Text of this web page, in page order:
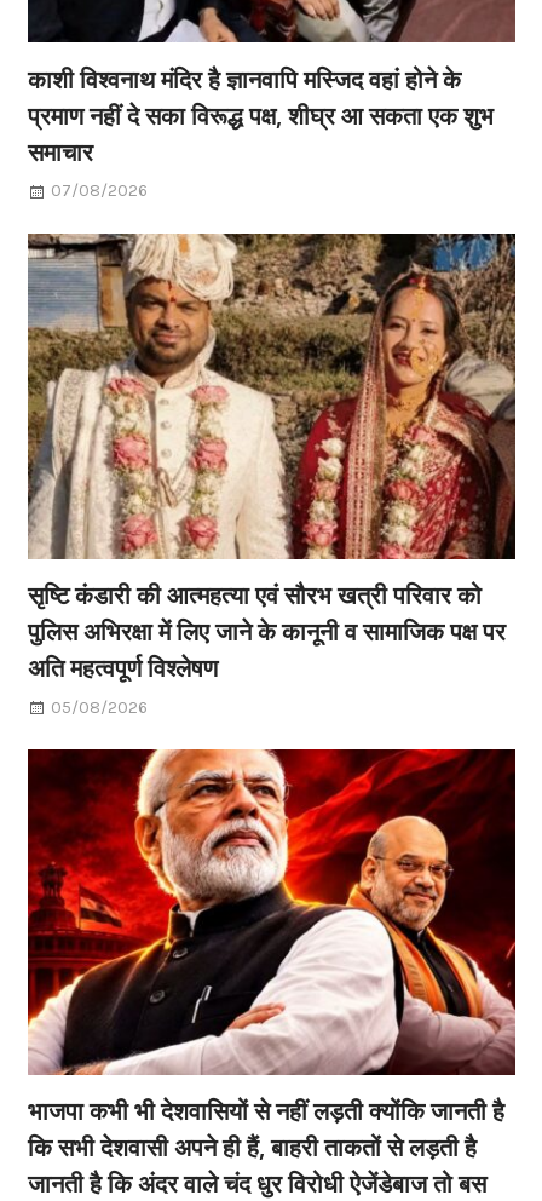
काशी विश्वनाथ मंदिर है ज्ञानवापि मस्जिद वहां होने के
प्रमाण नहीं दे सका विरूद्ध पक्ष, शीघ्र आ सकता एक शुभ
समाचार
07/08/2026
सृष्टि कंडारी की आत्महत्या एवं सौरभ खत्री परिवार को
पुलिस अभिरक्षा में लिए जाने के कानूनी व सामाजिक पक्ष पर
अति महत्वपूर्ण विश्लेषण
05/08/2026
भाजपा कभी भी देशवासियों से नहीं लड़ती क्योंकि जानती है
कि सभी देशवासी अपने ही हैं, बाहरी ताकतों से लड़ती है
जानती है कि अंदर वाले चंद धुर विरोधी ऐजेंडेबाज तो बस